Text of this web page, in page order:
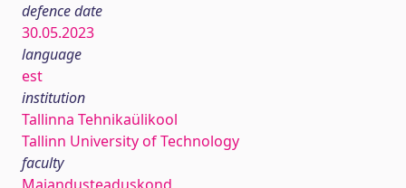
defence date
30.05.2023
language
est
institution
Tallinna Tehnikaülikool
Tallinn University of Technology
faculty